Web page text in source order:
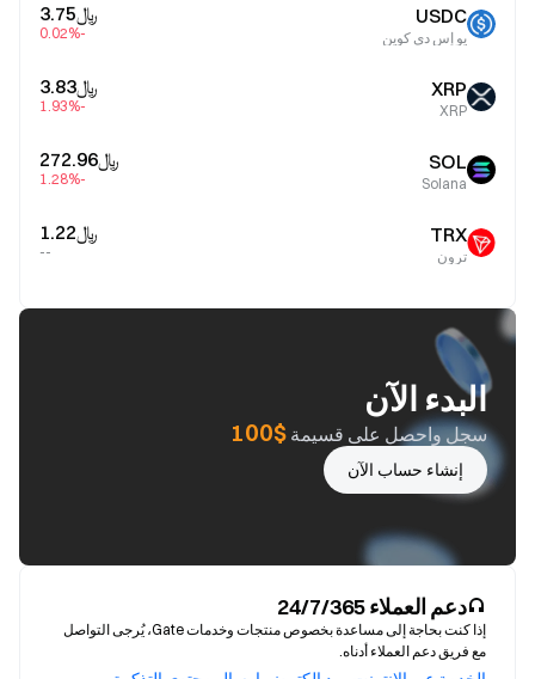
USDC
يو إس دي كوين
﷼‎3.75
-0.02%
XRP
XRP
﷼‎3.83
-1.93%
SOL
Solana
﷼‎272.96
-1.28%
TRX
ترون
﷼‎1.22
--
البدء الآن
سجل واحصل على قسيمة $100
إنشاء حساب الآن
دعم العملاء 24/7/365
إذا كنت بحاجة إلى مساعدة بخصوص منتجات وخدمات Gate، يُرجى التواصل
مع فريق دعم العملاء أدناه.